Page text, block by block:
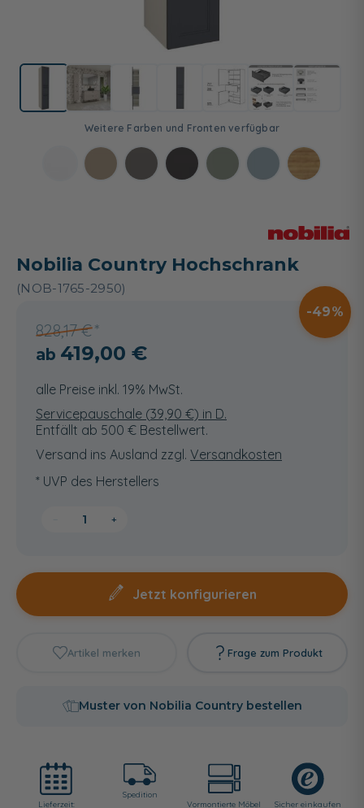
Nobilia Country Hochschrank
(NOB-1765-2950)
828,17 €
49
419,00 €
alle Preise inkl. 19% MwSt.
Servicepauschale (39,90 €) in D.
Entfällt ab 500 € Bestellwert.
Versand ins Ausland zzgl. Versandkosten
* UVP des Herstellers
+
Jetzt konfigurieren
Artikel merken Frage zum Produkt
Muster von Nobilia Country bestellen
Lieferzeit:
Spedition
Vormontierte Möbel
Sicher einkaufen